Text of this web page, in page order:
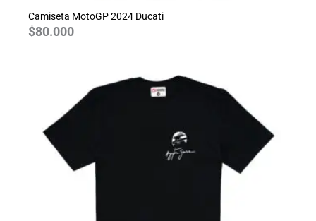
Camiseta MotoGP 2024 Ducati
$80.000